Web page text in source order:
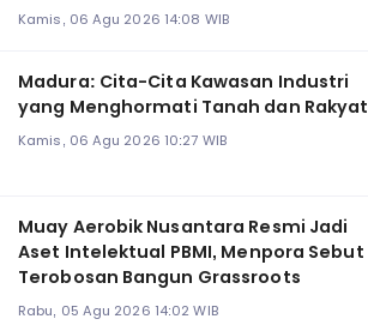
Kamis, 06 Agu 2026 14:08 WIB
Madura: Cita-Cita Kawasan Industri
yang Menghormati Tanah dan Rakyat
Kamis, 06 Agu 2026 10:27 WIB
Muay Aerobik Nusantara Resmi Jadi
Aset Intelektual PBMI, Menpora Sebut
Terobosan Bangun Grassroots
Rabu, 05 Agu 2026 14:02 WIB